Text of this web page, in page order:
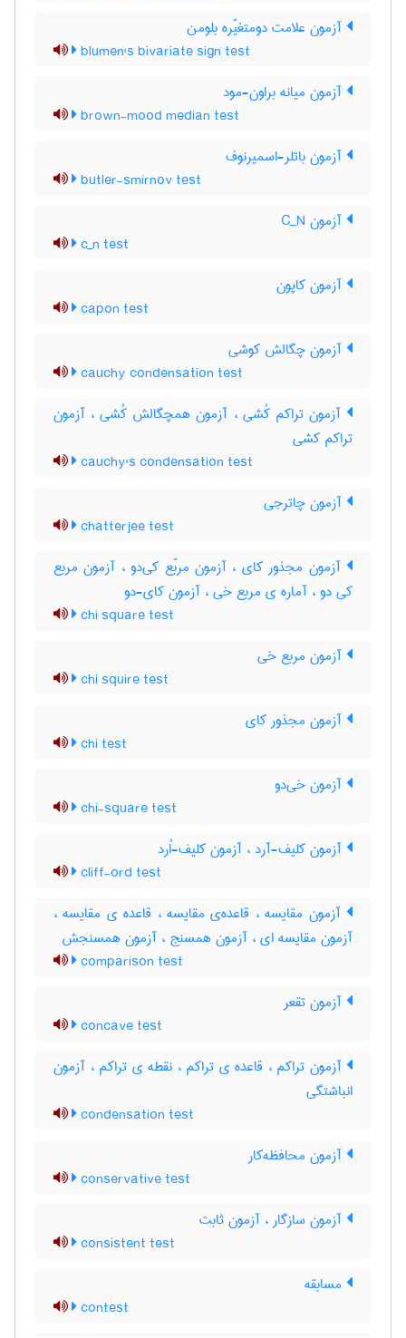
آزمون علامت دومتغیّره بلومن
blumen's bivariate sign test
آزمون میانه براون-مود
brown-mood median test
آزمون باتلر-اسمیرنوف
butler-smirnov test
آزمون C‌_‌N
c_n test
آزمون کاپون
capon test
آزمون چگالش کوشی
cauchy condensation test
آزمون تراکم کُشی ، آزمون همچگالش کُشی ، آزمون
تراکم کشی
cauchy's condensation test
آزمون چاترجی
chatterjee test
آزمون مجذور کای ، آزمون مربّع کی‌دو ، آزمون مربع
کی دو ، آماره ی مربع خی ، آزمون کای-دو
chi square test
آزمون مربع خی
chi squire test
آزمون مجذور کای
chi test
آزمون خی‌دو
chi-square test
آزمون کلیف-آرد ، آزمون کلیف-اُرد
cliff-ord test
آزمون مقایسه ، قاعده‌ی مقایسه ، قاعده ی مقایسه ،
آزمون مقایسه ای ، آزمون همسنج ، آزمون همسنجش
comparison test
آزمون تقعر
concave test
آزمون تراکم ، قاعده ی تراکم ، نقطه ی تراکم ، آزمون
انباشتگی
condensation test
آزمون محافظه‌کار
conservative test
آزمون سازگار ، آزمون ثابت
consistent test
مسابقه
contest